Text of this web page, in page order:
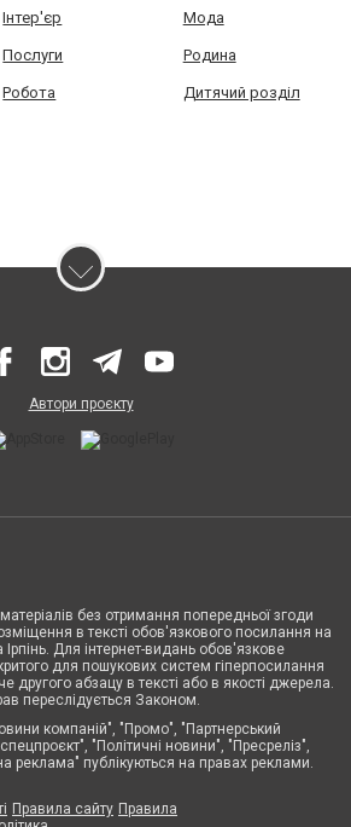
Інтер'єр Мода
Послуги Родина
Робота Дитячий розділ
Автори проєкту
без отримання попередньої згоди
в тексті обов'язкового посилання на
Для інтернет-видань обов'язкове
для пошукових систем гіперпосилання
другого абзацу в тексті або в якості джерела.
переслідується Законом.
компаній", "Промо", "Партнерський
"Політичні новини", "Пресреліз",
реклама" публікуються на правах реклами.
Правила сайту Правила